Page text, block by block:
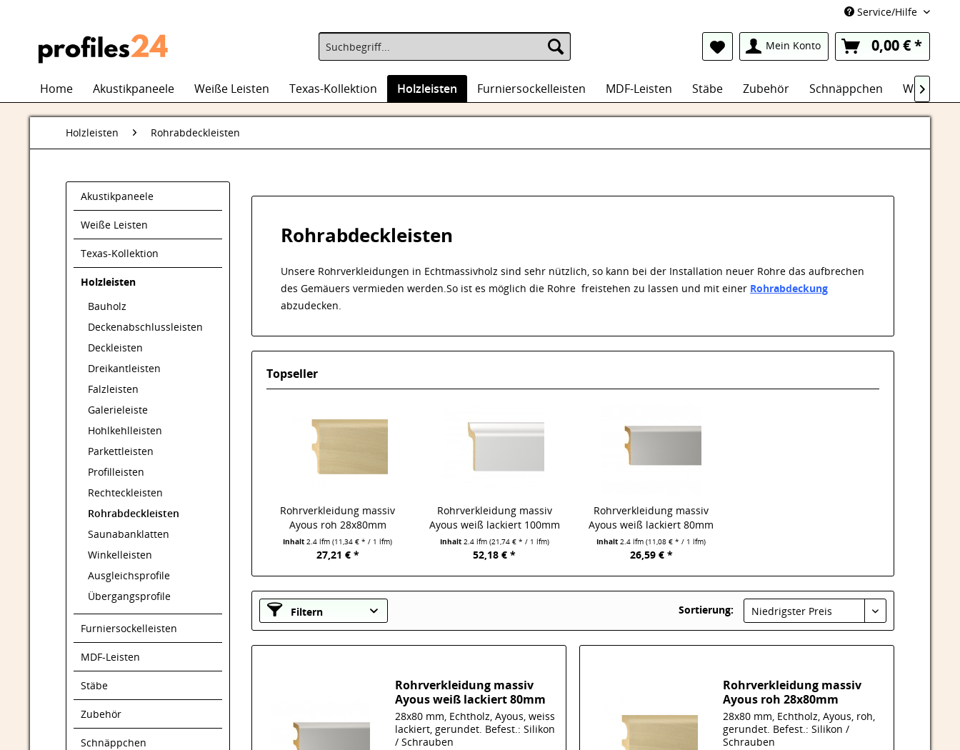
Service/Hilfe
Mein Konto 0,00 € *
Home Akustikpaneele Weiße Leisten Texas-Kollektion Holzleisten Furniersockelleisten MDF-Leisten Stäbe Zubehör Schnäppchen 
Holzleisten Rohrabdeckleisten
Akustikpaneele
Weiße Leisten
Texas-Kollektion
Holzleisten
Bauholz
Deckenabschlussleisten
Deckleisten
Dreikantleisten
Falzleisten
Galerieleiste
Hohlkehlleisten
Parkettleisten
Profilleisten
Rechteckleisten
Rohrabdeckleisten
Saunabanklatten
Winkelleisten
Ausgleichsprofile
Übergangsprofile
Furniersockelleisten
MDF-Leisten
Stäbe
Zubehör
Schnäppchen
Rohrabdeckleisten
Unsere Rohrverkleidungen in Echtmassivholz sind sehr nützlich, so kann bei der Installation neuer Rohre das aufbrechen
des Gemäuers vermieden werden.So ist es möglich die Rohre freistehen zu lassen und mit einer Rohrabdeckung
abzudecken.
Topseller
Rohrverkleidung massiv
Ayous roh 28x80mm
Inhalt2.4 lfm(11,34 € * / 1 lfm)
27,21 € *
Rohrverkleidung massiv
Ayous weiß lackiert 100mm
Inhalt 2.4 lfm (21,74 € * / 1 lfm)
52,18 € *
Rohrverkleidung massiv
Ayous weiß lackiert 80mm
Inhalt2.4 lfm(11,08 € * / 1 lfm)
26,59 € *
Filtern Sortierung: Niedrigster Preis
Rohrverkleidung massiv
Ayous weiß lackiert 80mm
28x80 mm, Echtholz, Ayous, weiss
lackiert, gerundet. Befest.: Silikon
/ Schrauben
Rohrverkleidung massiv
Ayous roh 28x80mm
28x80 mm, Echtholz, Ayous, roh,
gerundet. Befest.: Silikon /
Schrauben